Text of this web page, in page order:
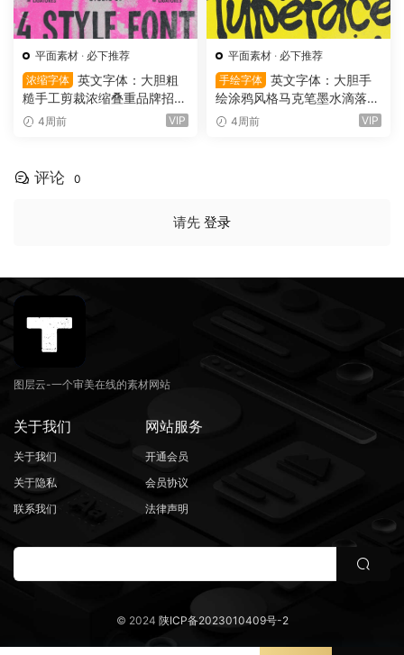
平面素材 · 必下推荐
浓缩字体 英文字体：大胆粗
糙手工剪裁浓缩叠重品牌招牌
标签海报封面设计字体 Dualp
4周前 VIP
平面素材 · 必下推荐
手绘字体 英文字体：大胆手
绘涂鸦风格马克笔墨水滴落笔
触纹理封面音乐专辑海报标题
4周前 VIP
评论 0
请先 登录
图层云-一个审美在线的素材网站
关于我们
关于我们
关于隐私
联系我们
网站服务
开通会员
会员协议
法律声明
© 2024 陕ICP备2023010409号-2